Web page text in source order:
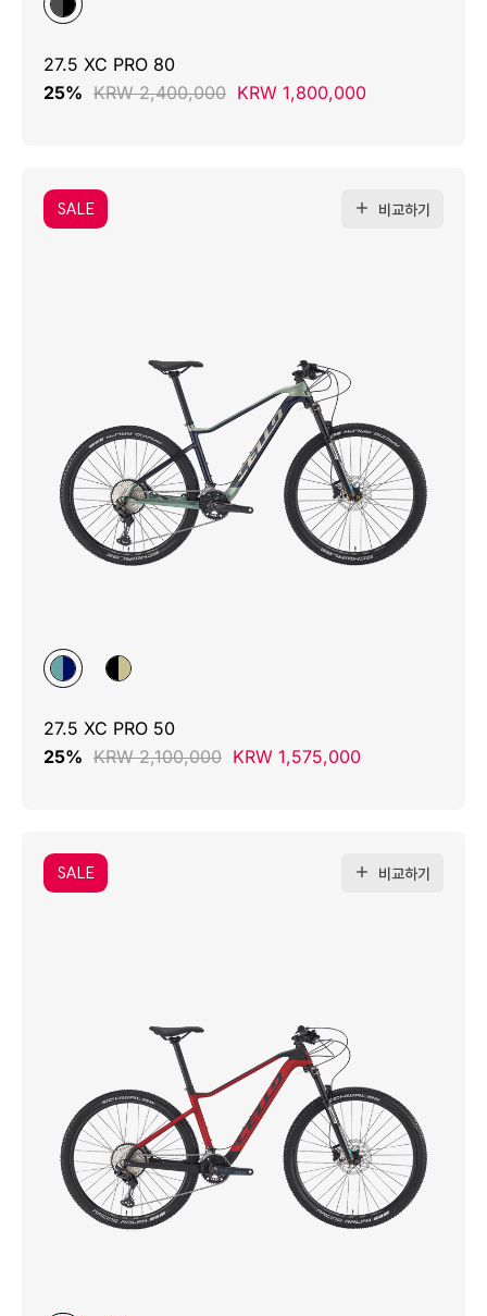
27.5 XC PRO 80
25% KRW 2,400,000 KRW 1,800,000
SALE 비교하기
27.5 XC PRO 50
25% KRW 2,100,000 KRW 1,575,000
SALE 비교하기